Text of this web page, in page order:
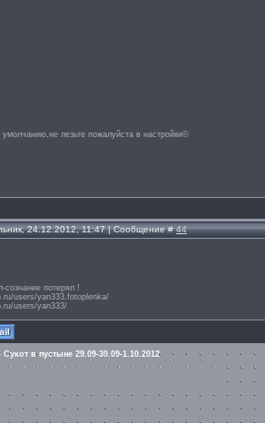
лезьте пожалуйста в настройки©
24.12.2012, 11:47 | Сообщение #44
сознание потерял !
users/yan333.fotoplenka/
users/yan333/
Сукот в пустыне 29.09-30.09-1.10.2012